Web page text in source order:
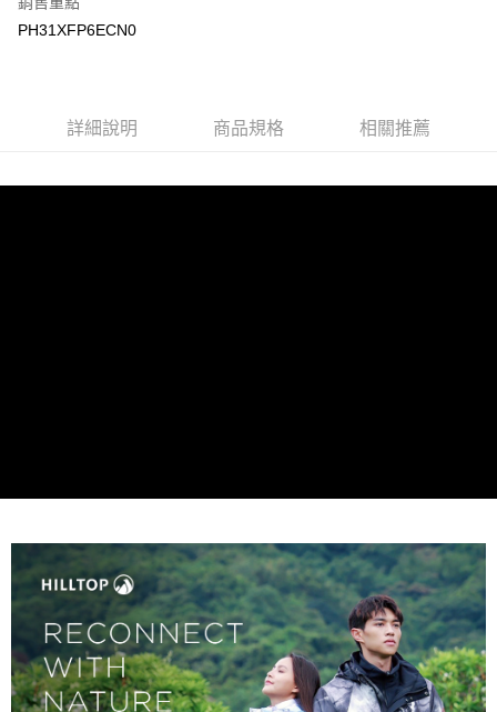
每筆NT$90，滿NT$899(含以上)免運費
PH31XFP6ECN0
詳細說明 商品規格 相關推薦